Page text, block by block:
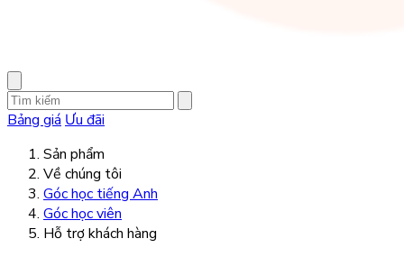
Bảng giá Ưu đãi
Sản phẩm
Về chúng tôi
Góc học tiếng Anh
Góc học viên
Hỗ trợ khách hàng